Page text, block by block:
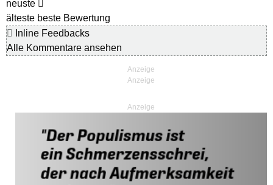
neuste
älteste beste Bewertung
Inline Feedbacks
Alle Kommentare ansehen
Anzeige